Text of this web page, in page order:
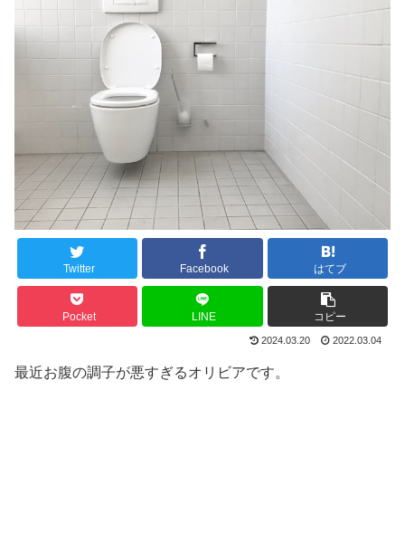
Twitter Facebook はてブ
Pocket LINE コピー
2024.03.20 2022.03.04
最近お腹の調子が悪すぎるオリビアです。